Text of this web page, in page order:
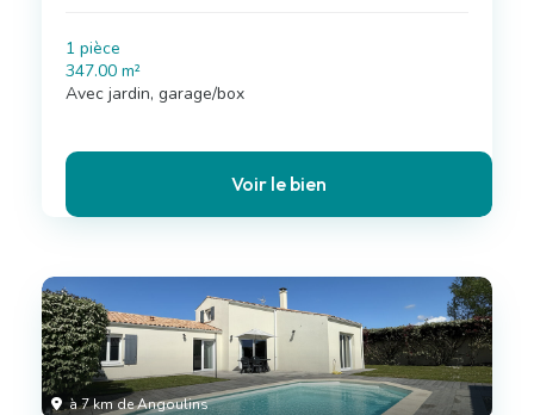
1 pièce
347.00 m²
Avec jardin, garage/box
Voir le bien
à 7 km de Angoulins